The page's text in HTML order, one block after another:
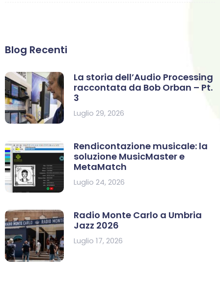
Blog Recenti
La storia dell’Audio Processing
raccontata da Bob Orban – Pt.
3
Luglio 29, 2026
Rendicontazione musicale: la
soluzione MusicMaster e
MetaMatch
Luglio 24, 2026
Radio Monte Carlo a Umbria
Jazz 2026
Luglio 17, 2026